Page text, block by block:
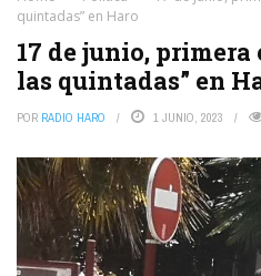
quintadas” en Haro
17 de junio,
las quintadas” en
POR RADIO HARO 1 JUNIO, 2023